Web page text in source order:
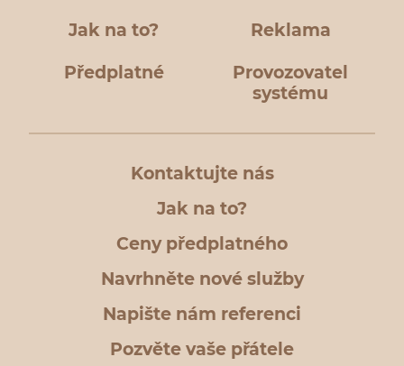
Jak na to? Reklama
Předplatné
Provozovatel
systému
Kontaktujte nás
Jak na to?
Ceny předplatného
Navrhněte nové služby
Napište nám referenci
Pozvěte vaše přátele